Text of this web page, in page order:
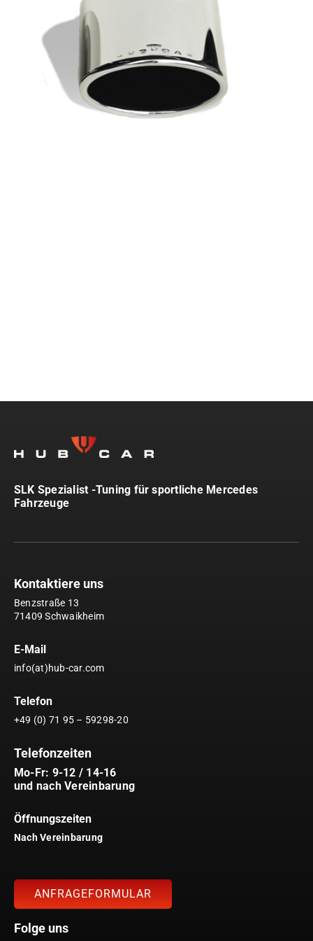
SLK Spezialist -Tuning für sportliche Mercedes
Fahrzeuge
Kontaktiere uns
Benzstraße 13
71409 Schwaikheim
E-Mail
info(at)hub-car.com
Telefon
+49 (0) 71 95 – 59298-20
Telefonzeiten
Mo-Fr: 9-12 / 14-16
und nach Vereinbarung
Öffnungszeiten
Nach Vereinbarung
ANFRAGEFORMULAR
Folge uns